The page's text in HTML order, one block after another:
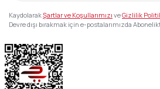
KaydolarakŞartlar ve Koşullarımızı veGizlilik
Devre dışı bırakmak için e-postalarımızda